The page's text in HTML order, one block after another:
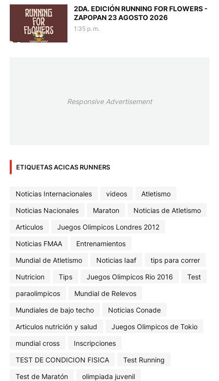
2DA. EDICIÓN RUNNING FOR FLOWERS -
ZAPOPAN 23 AGOSTO 2026
1:35 p. m.
Responsive Advertisement
ETIQUETAS ACICAS RUNNERS
Noticias Internacionales videos
Atletismo
Noticias Nacionales
Maraton
Noticias de Atletismo
Articulos
Juegos Olimpicos Londres 2012
Noticias FMAA
Entrenamientos
Mundial de Atletismo
Noticias Iaaf
tips para correr
Nutricion
Tips Juegos Olimpicos Rio 2016
Test
paraolimpicos
Mundial de Relevos
Mundiales de bajo techo
Noticias Conade
Articulos nutrición y salud
Juegos Olimpicos de Tokio
mundial cross
Inscripciones
TEST DE CONDICION FISICA
Test Running
Test de Maratón
olimpiada juvenil